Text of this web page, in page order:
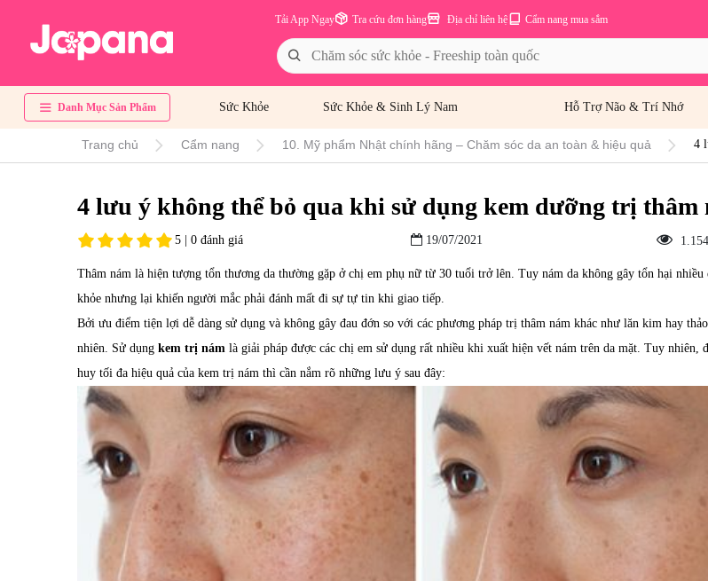
Cẩm nang mua sắm
Địa chỉ liên hệ
Tra cứu đơn hàng
Tải App Ngay
Danh Mục Sản Phẩm Sức Khỏe Sức Khỏe & Sinh Lý Nam Hỗ Trợ Não & Trí Nhớ
Trang chủ Cẩm nang 10. Mỹ phẩm Nhật chính hãng – Chăm sóc da an toàn & hiệu quả 4
4 lưu ý không thể bỏ qua khi sử dụng kem dưỡng trị thâm
5 | 0 đánh giá 19/07/2021 1.154
Thâm nám là hiện tượng tổn thương da thường gặp ở chị em phụ nữ từ 30 tuổi trở lên. Tuy nám da không gây tổn hại nhiều
khỏe nhưng lại khiến người mắc phải đánh mất đi sự tự tin khi giao tiếp.
Bởi ưu điểm tiện lợi dễ dàng sử dụng và không gây đau đớn so với các phương pháp trị thâm nám khác như lăn kim hay
nhiên. Sử dụng kem trị nám là giải pháp được các chị em sử dụng rất nhiều khi xuất hiện vết nám trên da mặt. Tuy nhiên,
huy tối đa hiệu quả của kem trị nám thì cần nắm rõ những lưu ý sau đây: